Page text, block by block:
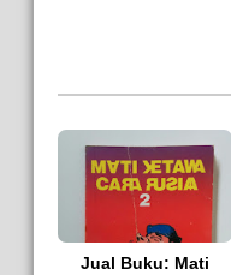
Jual Buku: Mati